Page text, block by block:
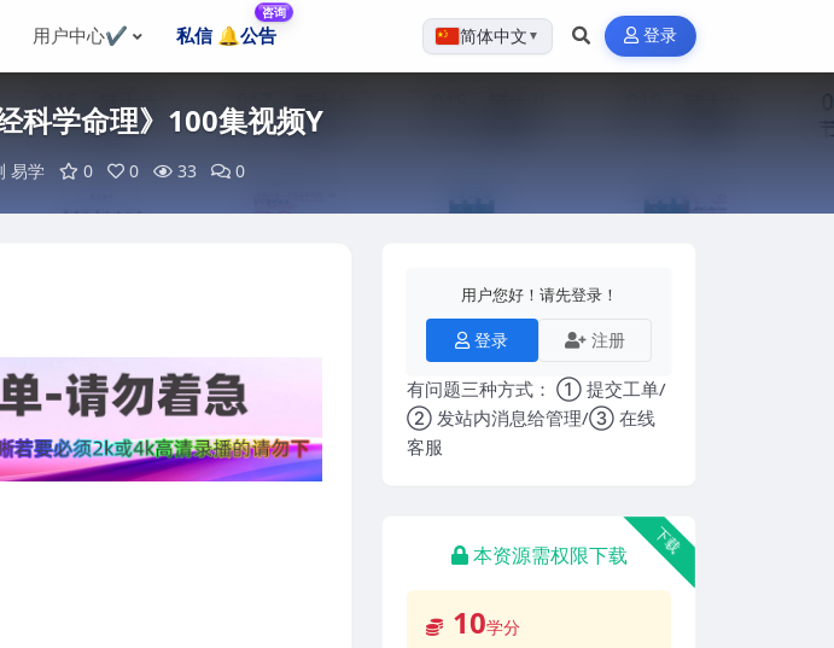
用户中心✔️ 私信 🔔公告
咨询
简体中文 ▼ 登录
科学命理》100集视频Y
易学 0 0 33 0
用户您好！请先登录！
登录 注册
有问题三种方式： ① 提交工单/
② 发站内消息给管理/③ 在线
客服
下载
本资源需权限下载
10学分